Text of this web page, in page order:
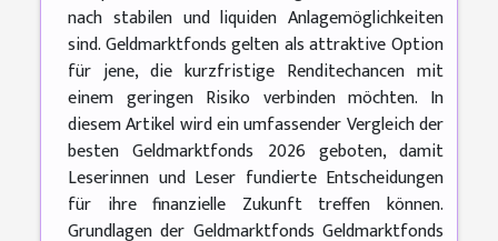
nach stabilen und liquiden Anlagemöglichkeiten
sind. Geldmarktfonds gelten als attraktive Option
für jene, die kurzfristige Renditechancen mit
einem geringen Risiko verbinden möchten. In
diesem Artikel wird ein umfassender Vergleich der
besten Geldmarktfonds 2026 geboten, damit
Leserinnen und Leser fundierte Entscheidungen
für ihre finanzielle Zukunft treffen können.
Grundlagen der Geldmarktfonds Geldmarktfonds